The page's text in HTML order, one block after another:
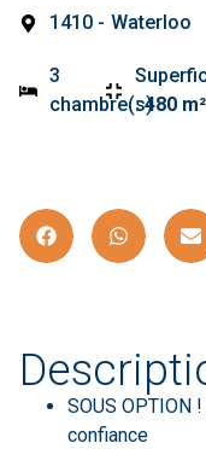
1410 - Waterloo
3
chambre(s)
:480 m²
SOUS OPTION
confiance